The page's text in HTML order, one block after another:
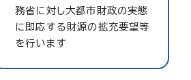
務省に対し大都市財政の実態
に即応する財源の拡充要望等
を行います